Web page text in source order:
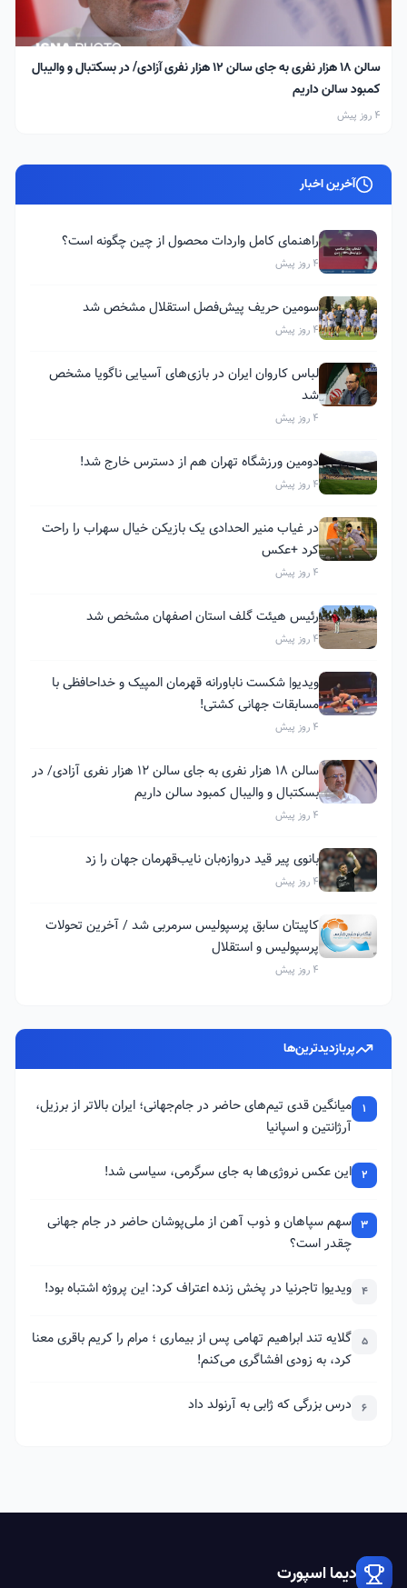
سالن ۱۸ هزار نفری به جای سالن ۱۲ هزار نفری آزادی/ در بسکتبال و والیبال
کمبود سالن داریم
4 روز پیش
آخرین اخبار
راهنمای کامل واردات محصول از چین چگونه است؟
4 روز پیش
سومین حریف پیش‌فصل استقلال مشخص شد
4 روز پیش
لباس کاروان ایران در بازی‌های آسیایی ناگویا مشخص
شد
4 روز پیش
دومین ورزشگاه تهران هم از دسترس خارج شد!
4 روز پیش
در غیاب منیر الحدادی یک بازیکن خیال سهراب را راحت
کرد +عکس
4 روز پیش
رئیس هیئت گلف استان اصفهان مشخص شد
4 روز پیش
ویدیو| شکست ناباورانه قهرمان المپیک و خداحافظی با
مسابقات جهانی کشتی!
4 روز پیش
سالن ۱۸ هزار نفری به جای سالن ۱۲ هزار نفری آزادی/ در
بسکتبال و والیبال کمبود سالن داریم
4 روز پیش
بانوی پیر قید دروازه‌بان نایب‌قهرمان جهان را زد
4 روز پیش
کاپیتان سابق پرسپولیس سرمربی شد / آخرین تحولات
پرسپولیس و استقلال
4 روز پیش
پربازدیدترین‌ها
1
میانگین قدی تیم‌های حاضر در جام‌جهانی؛ ایران بالاتر از برزیل،
آرژانتین و اسپانیا
2 این عکس نروژی‌ها به جای سرگرمی، سیاسی شد!
3 سهم سپاهان و ذوب آهن از ملی‌پوشان حاضر در جام جهانی
چقدر است؟
4 ویدیو| تاجرنیا در پخش زنده اعتراف کرد: این پروژه اشتباه بود!
5 گلایه تند ابراهیم تهامی پس از بیماری ؛ مرام را کریم باقری معنا
کرد، به زودی افشاگری می‌کنم!
6 درس بزرگی که ژابی به آرنولد داد
دیما اسپورت